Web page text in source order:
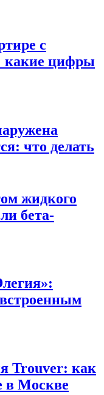
с
какие цифры
что делать
жидкого
бета-
Trouver: как
в Москве